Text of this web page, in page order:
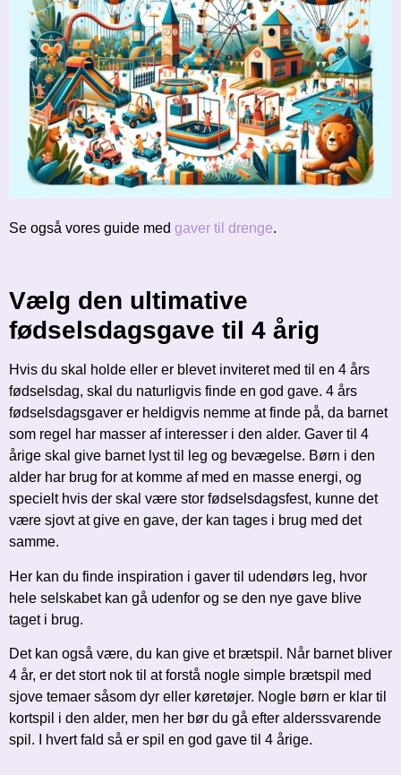
Se også vores guide med gaver til drenge.
Vælg den ultimative
fødselsdagsgave til 4 årig
Hvis du skal holde eller er blevet inviteret med til en 4 års
fødselsdag, skal du naturligvis finde en god gave. 4 års
fødselsdagsgaver er heldigvis nemme at finde på, da barnet
som regel har masser af interesser i den alder. Gaver til 4
årige skal give barnet lyst til leg og bevægelse. Børn i den
alder har brug for at komme af med en masse energi, og
specielt hvis der skal være stor fødselsdagsfest, kunne det
være sjovt at give en gave, der kan tages i brug med det
samme.
Her kan du finde inspiration i gaver til udendørs leg, hvor
hele selskabet kan gå udenfor og se den nye gave blive
taget i brug.
Det kan også være, du kan give et brætspil. Når barnet bliver
4 år, er det stort nok til at forstå nogle simple brætspil med
sjove temaer såsom dyr eller køretøjer. Nogle børn er klar til
kortspil i den alder, men her bør du gå efter alderssvarende
spil. I hvert fald så er spil en god gave til 4 årige.